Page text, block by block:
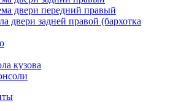
двери передний правый
двери задней правой (бархотка
кузова